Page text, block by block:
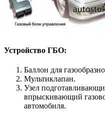
Устройство ГБО:
Баллон для
Мультиклапан.
Узел
впрыскивающий
автомобиля.